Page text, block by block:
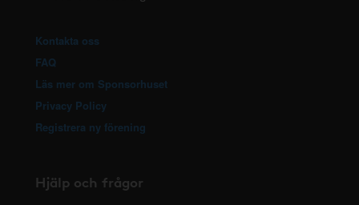
Kontakta oss
FAQ
Läs mer om Sponsorhuset
Privacy Policy
Registrera ny förening
Hjälp och frågor